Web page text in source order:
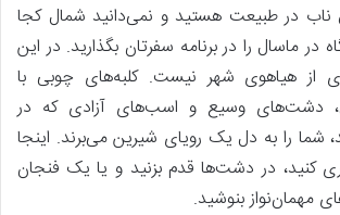
ناب در طبیعت هستید و نمی‌دانید شمال کجا
در ماسال را در برنامه سفرتان بگذارید. در این
از هیاهوی شهر نیست. کلبه‌های چوبی با
دشت‌های وسیع و اسب‌های آزادی که در
شما را به دل یک رویای شیرین می‌برند. اینجا
کنید، در دشت‌ها قدم بزنید و یا یک فنجان
مهمان‌نواز بنوشید.